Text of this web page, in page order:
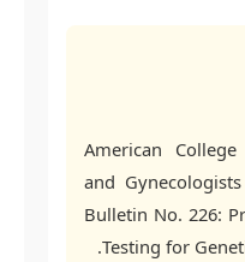
American
and
Bulletin No. 226:
Testing for